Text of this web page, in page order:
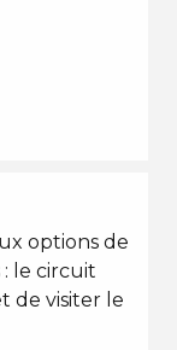
options de
le circuit
de visiter le